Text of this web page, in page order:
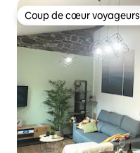
Coup de cœur voyageurs
Coup de cœur voyageurs